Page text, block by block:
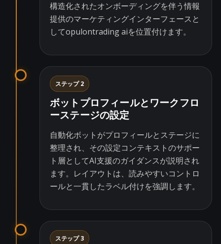
構造化されたオンボーディングを伴う情報
提供のマーケティングインターフェースと
してopulontrading aiを位置付けます。
ステップ 2
ボットプロフィールとワークフロ
ーステージの設定
自動化ボットがプロフィールとステージに
整理され、その設定コンテキストのサポー
ト層としてAI支援のガイダンスが説明され
ます。レイアウトは、読みやすいコントロ
ールと一貫したラベル付けを強調します。
ステップ 3